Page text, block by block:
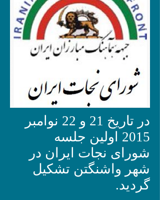
در تاریخ 21 و 22 نوامبر
2015 اولین جلسه
شورای نجات ایران در
شهر واشنگتن تشکیل
گردید.